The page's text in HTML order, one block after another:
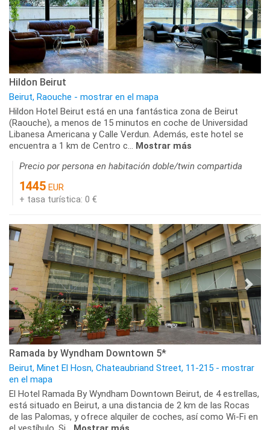
Hildon Beirut
Beirut, Raouche - mostrar en el mapa
Hildon Hotel Beirut está en una fantástica zona de Beirut
(Raouche), a menos de 15 minutos en coche de Universidad
Libanesa Americana y Calle Verdun. Además, este hotel se
encuentra a 1 km de Centro c... Mostrar más
Precio por persona en habitación doble/twin compartida
1445 EUR
+ tasa turística: 0 €
Ramada by Wyndham Downtown 5*
Beirut, Minet El Hosn, Chateaubriand Street, 11-215 - mostrar
en el mapa
El Hotel Ramada By Wyndham Downtown Beirut, de 4 estrellas,
está situado en Beirut, a una distancia de 2 km de las Rocas
de las Palomas, y ofrece alquiler de coches, así como Wi-Fi en